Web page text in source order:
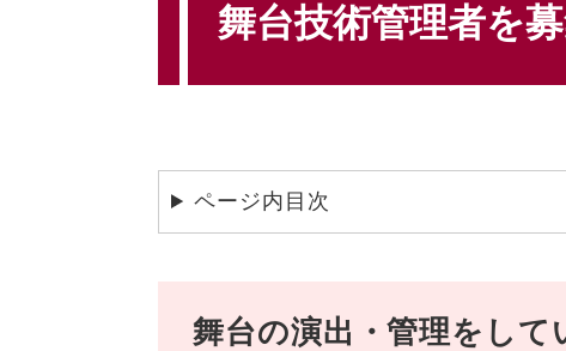
舞台技術管理者を
ページ内目次
舞台の演出・管理をし